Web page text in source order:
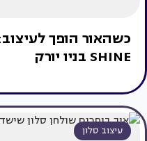
SHINE בניו יורק
עיצוב סלון